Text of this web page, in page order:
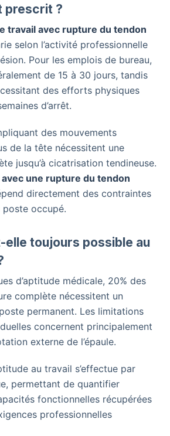
prescrit ?
travail avec rupture du tendon
selon l’activité professionnelle
Pour les emplois de bureau,
de 15 à 30 jours, tandis
des efforts physiques
d’arrêt.
des mouvements
de la tête nécessitent une
jusqu’à cicatrisation tendineuse.
une rupture du tendon
directement des contraintes
poste occupé.
elle toujours possible au
d’aptitude médicale, 20% des
complète nécessitent un
permanent. Les limitations
concernent principalement
externe de l’épaule.
au travail s’effectue par
permettant de quantifier
fonctionnelles récupérées
professionnelles